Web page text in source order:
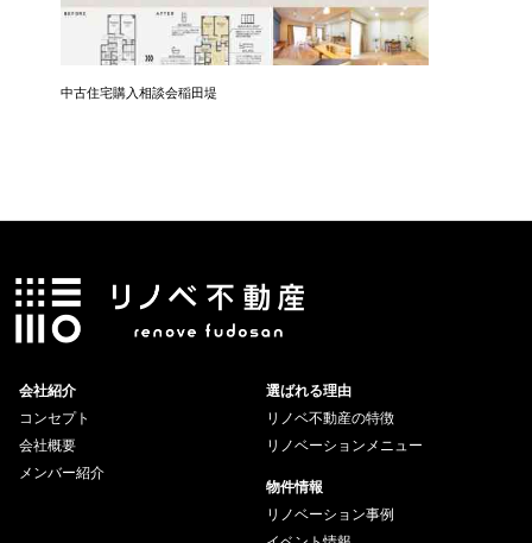
中古住宅購入相談会稲田堤
会社紹介
コンセプト
会社概要
メンバー紹介
選ばれる理由
リノベ不動産の特徴
リノベーションメニュー
物件情報
リノベーション事例